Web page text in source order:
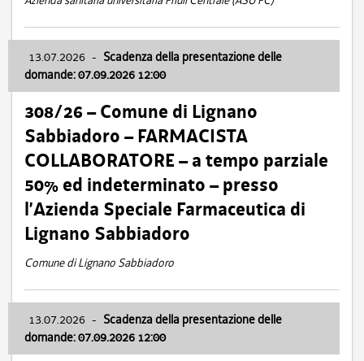
13.07.2026 - Scadenza della presentazione delle
domande: 07.09.2026 12:00
308/26 – Comune di Lignano
Sabbiadoro – FARMACISTA
COLLABORATORE – a tempo parziale
50% ed indeterminato – presso
l’Azienda Speciale Farmaceutica di
Lignano Sabbiadoro
Comune di Lignano Sabbiadoro
13.07.2026 - Scadenza della presentazione delle
domande: 07.09.2026 12:00